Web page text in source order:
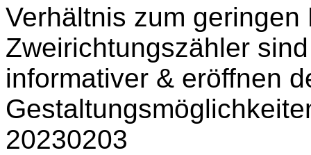
Verhältnis zum
Zweirichtungszähler
informativer & eröffnen
20230203